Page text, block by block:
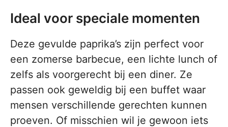
Ideal voor speciale momenten
Deze gevulde paprika’s zijn perfect voor
een zomerse barbecue, een lichte lunch of
zelfs als voorgerecht bij een diner. Ze
passen ook geweldig bij een buffet waar
mensen verschillende gerechten kunnen
proeven. Of misschien wil je gewoon iets